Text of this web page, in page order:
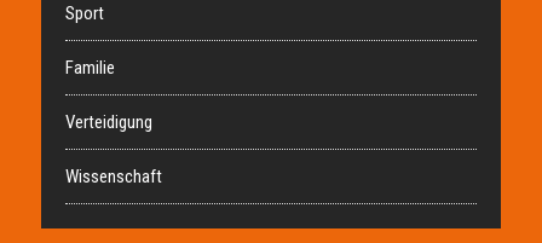
Sport
Familie
Verteidigung
Wissenschaft